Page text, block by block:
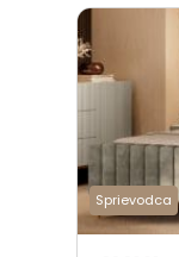
Sprievodca